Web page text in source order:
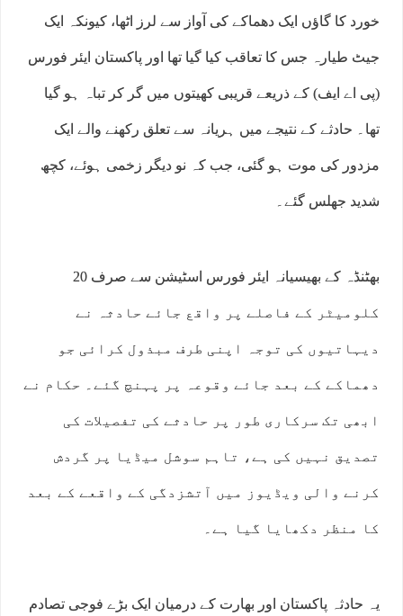
خورد کا گاؤں ایک دھماکے کی آواز سے لرز اٹھا، کیونکہ ایک
جیٹ طیارہ جس کا تعاقب کیا گیا تھا اور پاکستان ایئر فورس
(پی اے ایف) کے ذریعے قریبی کھیتوں میں گر کر تباہ ہو گیا
تھا۔ حادثے کے نتیجے میں ہریانہ سے تعلق رکھنے والے ایک
مزدور کی موت ہو گئی، جب کہ نو دیگر زخمی ہوئے، کچھ
شدید جھلس گئے۔
بھٹنڈہ کے بھیسیانہ ایئر فورس اسٹیشن سے صرف 20
کلومیٹر کے فاصلے پر واقع جائے حادثہ نے
دیہاتیوں کی توجہ اپنی طرف مبذول کرائی جو
دھماکے کے بعد جائے وقوعہ پر پہنچ گئے۔ حکام نے
ابھی تک سرکاری طور پر حادثے کی تفصیلات کی
تصدیق نہیں کی ہے، تاہم سوشل میڈیا پر گردش
کرنے والی ویڈیوز میں آتشزدگی کے واقعے کے بعد
کا منظر دکھایا گیا ہے۔
یہ حادثہ پاکستان اور بھارت کے درمیان ایک بڑے فوجی تصادم